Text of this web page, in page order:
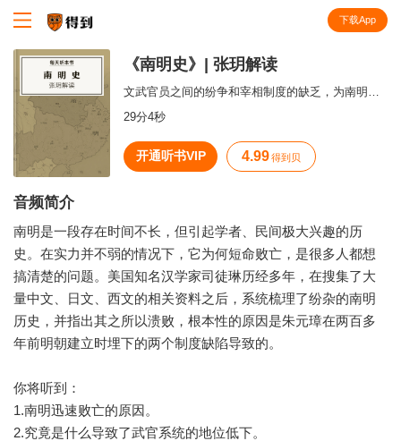
下载App
《南明史》| 张玥解读
文武官员之间的纷争和宰相制度的缺乏，为南明的短命埋下了巨大祸根。
29分4秒
开通听书VIP 4.99 得到贝
音频简介
南明是一段存在时间不长，但引起学者、民间极大兴趣的历
史。在实力并不弱的情况下，它为何短命败亡，是很多人都想
搞清楚的问题。美国知名汉学家司徒琳历经多年，在搜集了大
量中文、日文、西文的相关资料之后，系统梳理了纷杂的南明
历史，并指出其之所以溃败，根本性的原因是朱元璋在两百多
年前明朝建立时埋下的两个制度缺陷导致的。
你将听到：
1.南明迅速败亡的原因。
2.究竟是什么导致了武官系统的地位低下。